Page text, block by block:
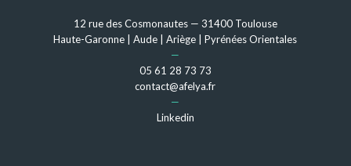
12 rue des Cosmonautes — 31400 Toulouse
Haute-Garonne | Aude | Ariège | Pyrénées Orientales
—
05 61 28 73 73
contact@afelya.fr
—
Linkedin